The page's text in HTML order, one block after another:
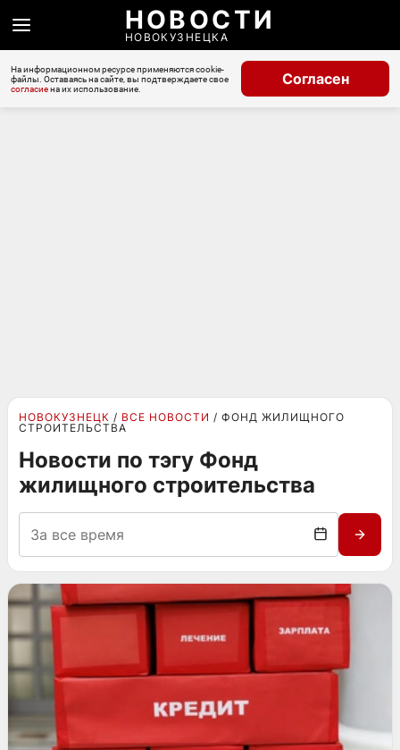
НОВОСТИ
НОВОКУЗНЕЦКА
На информационном ресурсе применяются cookie-
файлы. Оставаясь на сайте, вы подтверждаете свое
согласиена их использование.
Согласен
НОВОКУЗНЕЦК ВСЕ НОВОСТИ
ФОНД ЖИЛИЩНОГО
СТРОИТЕЛЬСТВА
Новости по тэгу Фонд
жилищного строительства